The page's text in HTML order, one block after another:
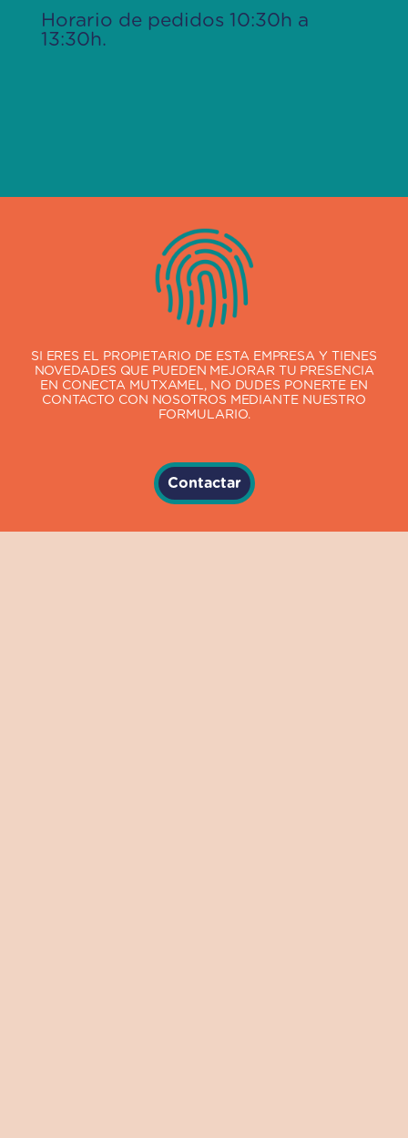
Horario de pedidos 10:30h a
13:30h.
SI ERES EL PROPIETARIO DE ESTA EMPRESA Y TIENES
NOVEDADES QUE PUEDEN MEJORAR TU PRESENCIA
EN CONECTA MUTXAMEL, NO DUDES PONERTE EN
CONTACTO CON NOSOTROS MEDIANTE NUESTRO
FORMULARIO.
Contactar